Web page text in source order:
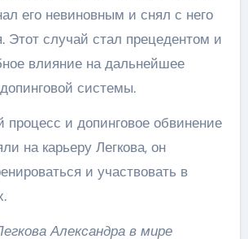
его невиновным и снял с него
Этот случай стал прецедентом и
влияние на дальнейшее
системы.
процесс и допинговое обвинение
на карьеру Легкова, он
и участвовать в
Александра в мире